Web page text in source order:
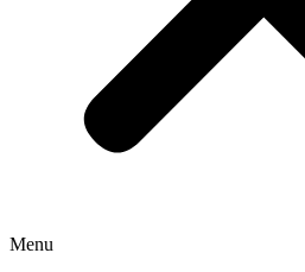
Menu